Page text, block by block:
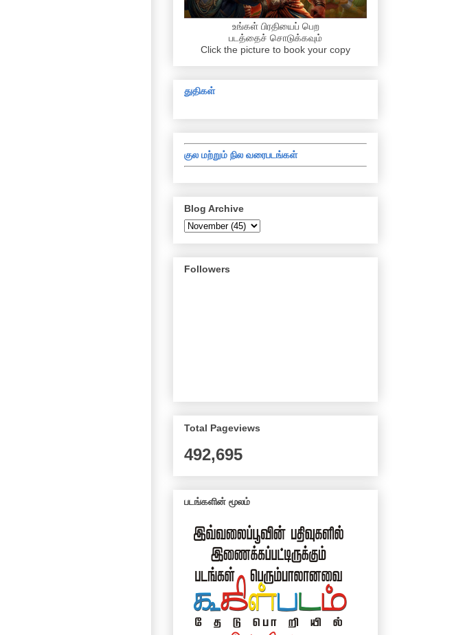
உங்கள் பிரதியைப் பெற
படத்தைச் சொடுக்கவும்
Click the picture to book your copy
துதிகள்
குல மற்றும் நில வரைபடங்கள்
Blog Archive
Followers
Total Pageviews
492,695
படங்களின் மூலம்